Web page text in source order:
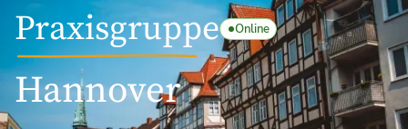
Praxisgruppe Online
Hannover